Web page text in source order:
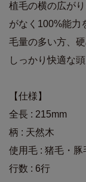
植毛の横の広が
がなく100%能力
毛量の多い方、
しっかり快適な
【仕様】
全長 : 215mm
柄 : 天然木
使用毛 : 猪毛・豚
行数 : 6行